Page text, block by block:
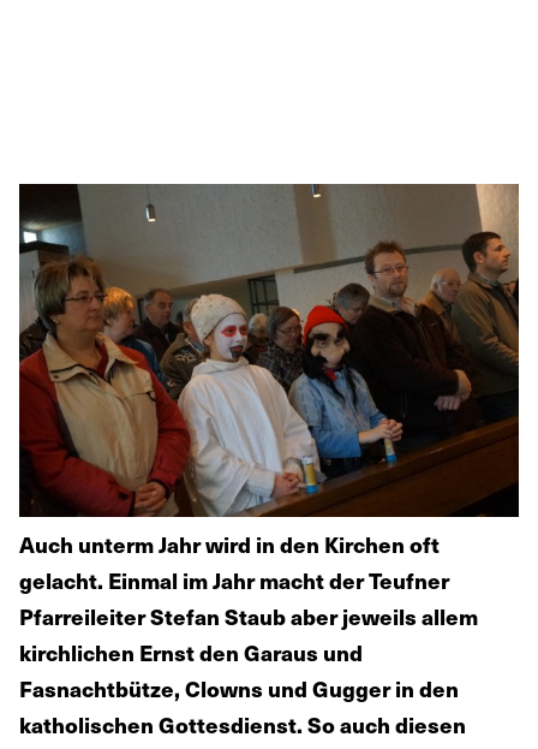
Auch unterm Jahr wird in den Kirchen oft
gelacht. Einmal im Jahr macht der Teufner
Pfarreileiter Stefan Staub aber jeweils allem
kirchlichen Ernst den Garaus und
Fasnachtbütze, Clowns und Gugger in den
katholischen Gottesdienst. So auch diesen